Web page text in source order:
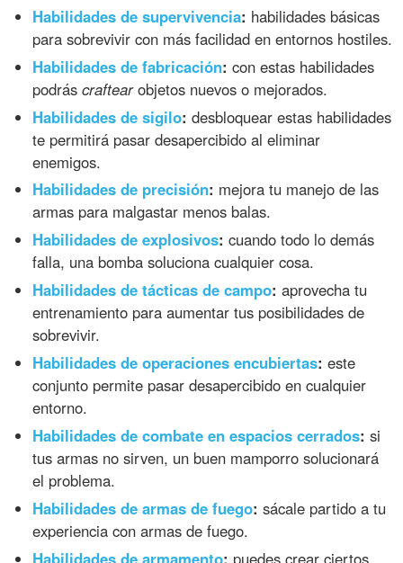
Habilidades de supervivencia: habilidades básicas
para sobrevivir con más facilidad en entornos hostiles.
Habilidades de fabricación: con estas habilidades
podráscraftearobjetos nuevos o mejorados.
Habilidades de sigilo: desbloquear estas habilidades
te permitirá pasar desapercibido al eliminar
enemigos.
Habilidades de precisión: mejora tu manejo de las
armas para malgastar menos balas.
Habilidades de explosivos: cuando todo lo demás
falla, una bomba soluciona cualquier cosa.
Habilidades de tácticas de campo: aprovecha tu
entrenamiento para aumentar tus posibilidades de
sobrevivir.
Habilidades de operaciones encubiertas: este
conjunto permite pasar desapercibido en cualquier
entorno.
Habilidades de combate en espacios cerrados: si
tus armas no sirven, un buen mamporro solucionará
el problema.
Habilidades de armas de fuego: sácale partido a tu
experiencia con armas de fuego.
Habilidades de armamento: puedes crear ciertos